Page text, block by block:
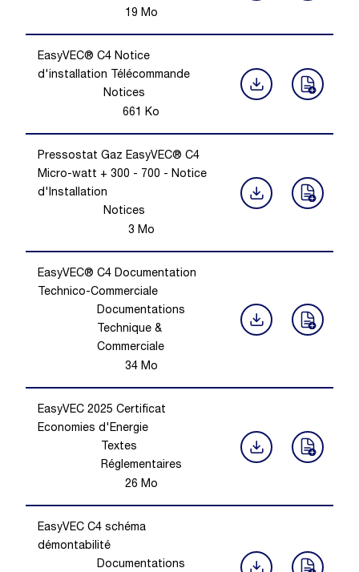
19 Mo
EasyVEC® C4 Notice
d'installation Télécommande
Notices
661 Ko
Pressostat Gaz EasyVEC® C4
Micro-watt + 300 - 700 - Notice
d'Installation
Notices
3 Mo
EasyVEC® C4 Documentation
Technico-Commerciale
Documentations
Technique &
Commerciale
34Mo
EasyVEC 2025 Certificat
Economies d'Energie
Textes
Réglementaires
26 Mo
EasyVEC C4 schéma
démontabilité
Documentations